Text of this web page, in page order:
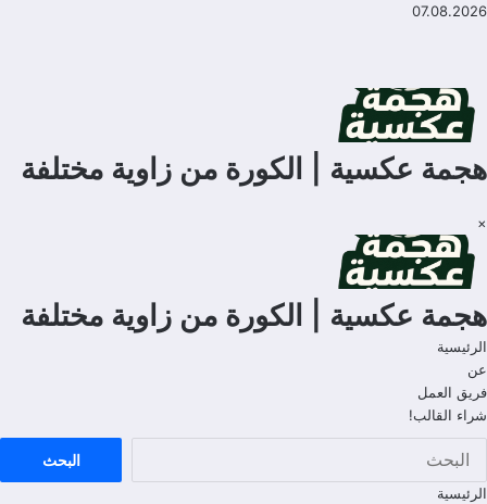
التجاوز
07.08.2026
هجمة عكسية | الكورة من زاوية مختلفة
×
هجمة عكسية | الكورة من زاوية مختلفة
الرئيسية
عن
فريق العمل
شراء القالب!
الرئيسية